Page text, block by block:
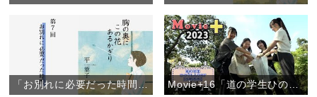
「お別れに必要だった時間」『胸の奥にこの花あるかぎり』（7） Movie+16「道の学生ひのきしんDAY【大阪教区】」